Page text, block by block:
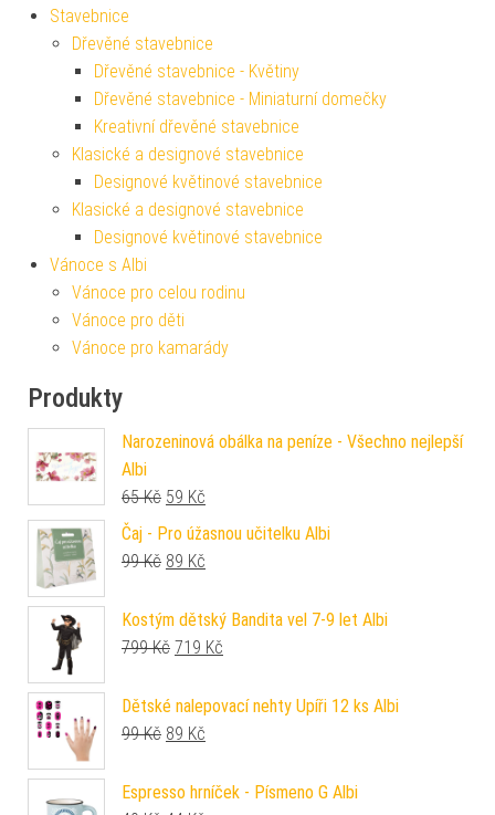
Stavebnice
Dřevěné stavebnice
Dřevěné stavebnice - Květiny
Dřevěné stavebnice - Miniaturní domečky
Kreativní dřevěné stavebnice
Klasické a designové stavebnice
Designové květinové stavebnice
Klasické a designové stavebnice
Designové květinové stavebnice
Vánoce s Albi
Vánoce pro celou rodinu
Vánoce pro děti
Vánoce pro kamarády
Produkty
Narozeninová obálka na peníze - Všechno nejlepší
Albi
65Kč Původní cena byla: 65 Kč.
59 Kč
Čaj - Pro úžasnou učitelku Albi
99Kč Původní cena byla: 99 Kč.
89 Kč
Kostým dětský Bandita vel 7-9 let Albi
799Kč Původní cena byla: 799 Kč.
719 Kč
Dětské nalepovací nehty Upíři 12 ks Albi
99Kč Původní cena byla: 99 Kč.
89 Kč
Espresso hrníček - Písmeno G Albi